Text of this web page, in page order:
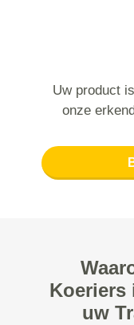
Uw product
onze
Koeriers
uw